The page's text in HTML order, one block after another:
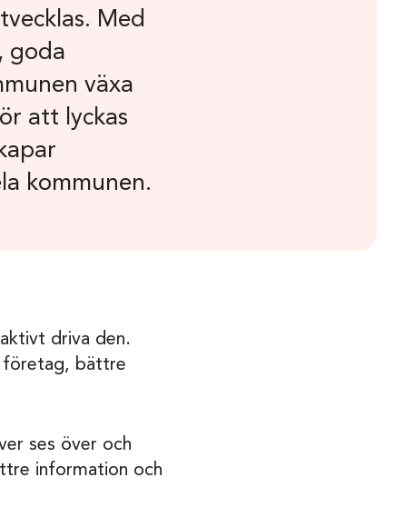
Med
goda
växa
att lyckas
kommunen.
driva den.
företag, bättre
ses över och
information och